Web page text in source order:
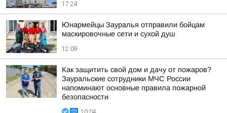
17:24
Юнармейцы Зауралья отправили бойцам
маскировочные сети и сухой душ
12:09
Как защитить свой дом и дачу от пожаров?
Зауральские сотрудники МЧС России
напоминают основные правила пожарной
безопасности